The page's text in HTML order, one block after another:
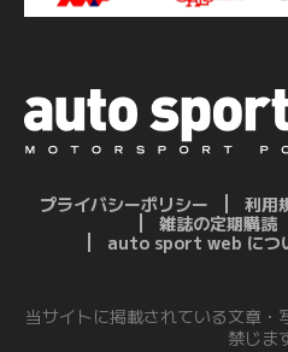
プライバシーポリシー 利用
雑誌の定期購読
auto sport web につ
当サイトに掲載されている文章・
禁じま